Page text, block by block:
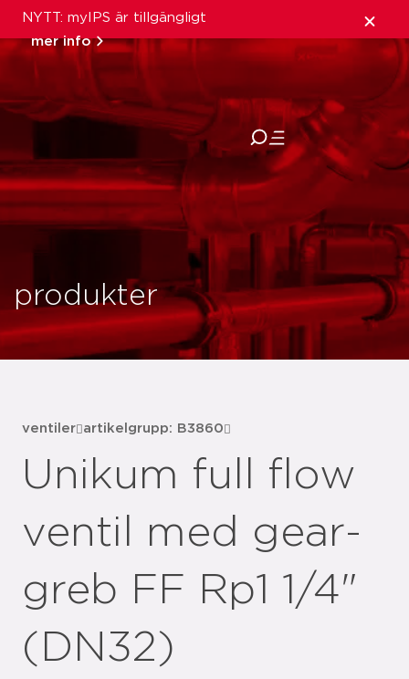
NYTT: myIPS är tillgängligt
mer info
stäng
produkter
ventiler artikelgrupp: B3860
Unikum full flow
ventil med gear-
greb FF Rp1 1/4"
(DN32)